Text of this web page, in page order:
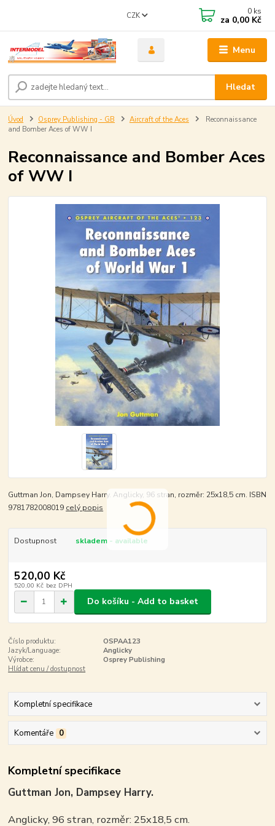
Menu
CZK
Hledat
0 ks
za 0,00 Kč
Úvod Osprey Publishing - GB Aircraft of the Aces
Reconnaissance
and Bomber Aces of WW I
Reconnaissance and Bomber Aces
of WW I
Guttman Jon, Dampsey Harry. Anglicky, 96 stran, rozměr: 25x18,5 cm. ISBN
9781782008019 celý popis
Dostupnost skladem - available
520,00 Kč
520,00 Kč bez DPH
Do košíku - Add to basket
Číslo produktu:
OSPAA123
Jazyk/Language:
Anglicky
Výrobce:
Osprey Publishing
Hlídat cenu / dostupnost
Kompletní specifikace
Komentáře 0
Kompletní specifikace
Guttman Jon, Dampsey Harry.
Anglicky, 96 stran, rozměr: 25x18,5 cm.